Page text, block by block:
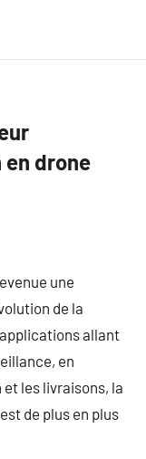
drone
une
de la
allant
en
les livraisons, la
de plus en plus